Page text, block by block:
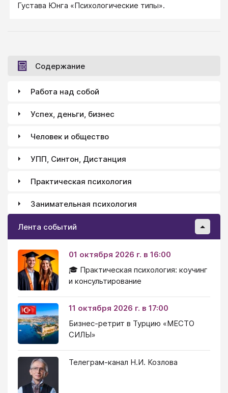
Густава Юнга «Психологические типы».
Содержание
Работа над собой
Успех, деньги, бизнес
Человек и общество
УПП, Синтон, Дистанция
Практическая психология
Занимательная психология
Лента событий
01 октября 2026 г. в 16:00
🎓 Практическая психология: коучинг
и консультирование
11 октября 2026 г. в 17:00
Бизнес-ретрит в Турцию «МЕСТО
СИЛЫ»
Телеграм-канал Н.И. Козлова